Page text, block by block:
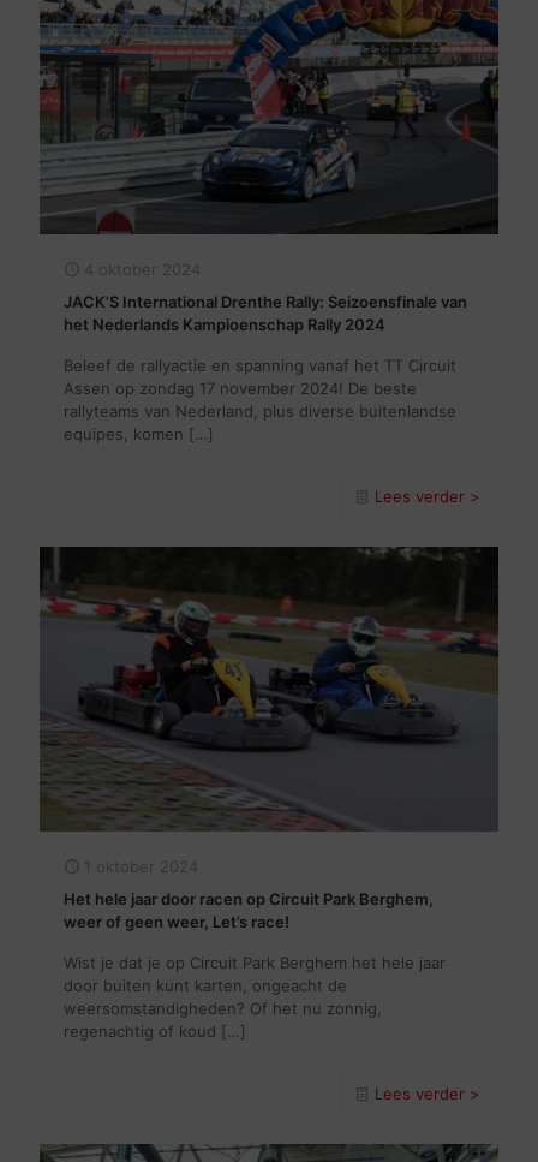
4 oktober 2024
JACK’S International Drenthe Rally: Seizoensfinale van
het Nederlands Kampioenschap Rally 2024
Beleef de rallyactie en spanning vanaf het TT Circuit
Assen op zondag 17 november 2024! De beste
rallyteams van Nederland, plus diverse buitenlandse
equipes, komen […]
Lees verder >
1 oktober 2024
Het hele jaar door racen op Circuit Park Berghem,
weer of geen weer, Let’s race!
Wist je dat je op Circuit Park Berghem het hele jaar
door buiten kunt karten, ongeacht de
weersomstandigheden? Of het nu zonnig,
regenachtig of koud […]
Lees verder >